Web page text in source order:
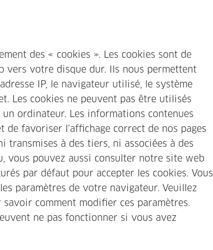
des « cookies ». Les cookies sont de
vers votre disque dur. Ils nous permettent
IP, le navigateur utilisé, le système
Les cookies ne peuvent pas être utilisés
ordinateur. Les informations contenues
favoriser l’affichage correct de nos pages
transmises à des tiers, ni associées à des
vous pouvez aussi consulter notre site web
par défaut pour accepter les cookies. Vous
paramètres de votre navigateur. Veuillez
comment modifier ces paramètres.
ne pas fonctionner si vous avez